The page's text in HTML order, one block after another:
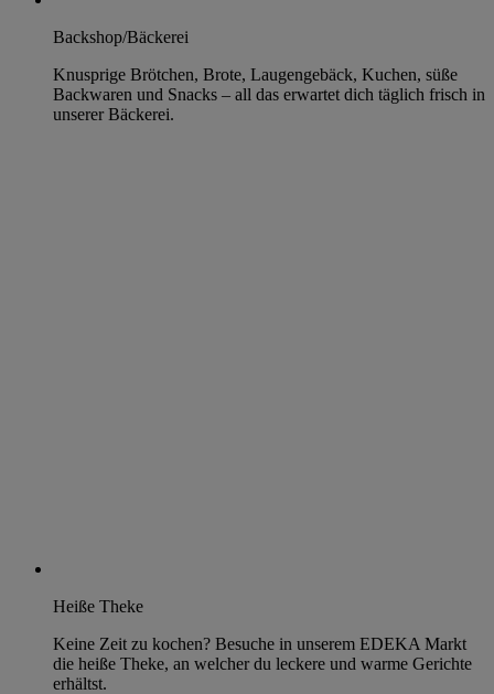
Backshop/Bäckerei
Knusprige Brötchen, Brote, Laugengebäck, Kuchen, süße
Backwaren und Snacks – all das erwartet dich täglich frisch in
unserer Bäckerei.
Heiße Theke
Keine Zeit zu kochen? Besuche in unserem EDEKA Markt
die heiße Theke, an welcher du leckere und warme Gerichte
erhältst.